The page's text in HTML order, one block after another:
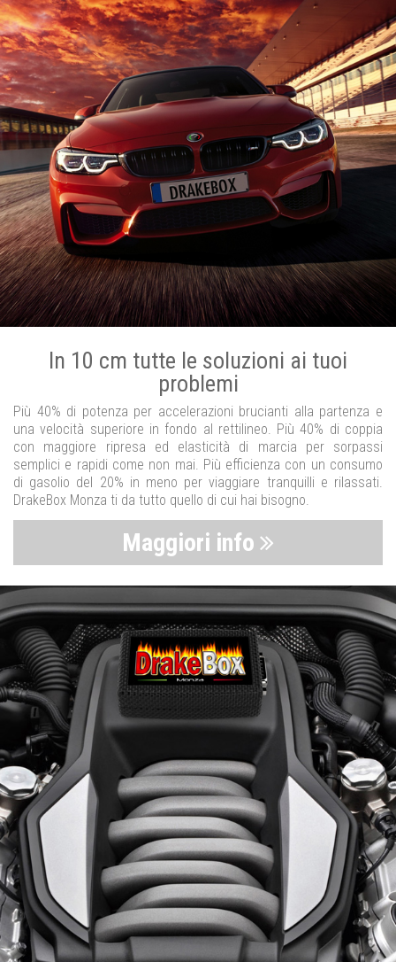
In 10 cm tutte le soluzioni ai tuoi
problemi
Più 40% di potenza per accelerazioni brucianti alla partenza e
una velocità superiore in fondo al rettilineo. Più 40% di coppia
con maggiore ripresa ed elasticità di marcia per sorpassi
semplici e rapidi come non mai. Più efficienza con un consumo
di gasolio del 20% in meno per viaggiare tranquilli e rilassati.
DrakeBox Monza ti da tutto quello di cui hai bisogno.
Maggiori info